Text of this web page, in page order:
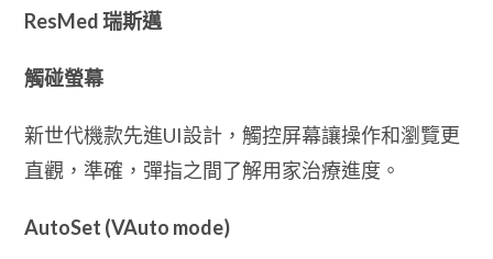
濕
&
熱
喉
【送
ResMed 瑞斯邁
觸碰螢幕
新世代機款先進UI設計，觸控屏幕讓操作和瀏覽更
直觀，準確，彈指之間了解用家治療進度。
AutoSet (VAuto mode)